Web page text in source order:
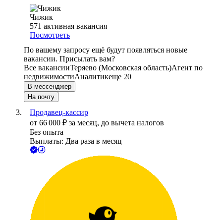
Чижик
571 активная вакансия
Посмотреть
По вашему запросу ещё будут появляться новые
вакансии. Присылать вам?
Все вакансииТеряево (Московская область)Агент по
недвижимостиАналитикеще 20
В мессенджер
На почту
Продавец-кассир
от 66 000 ₽ за месяц, до вычета налогов
Без опыта
Выплаты: Два раза в месяц